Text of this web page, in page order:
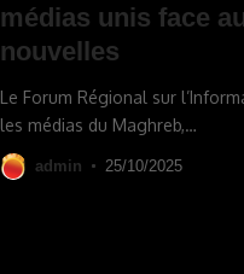
médias unis face
nouvelles
Le Forum Régional sur
les médias du Maghreb,…
admin 25/10/2025